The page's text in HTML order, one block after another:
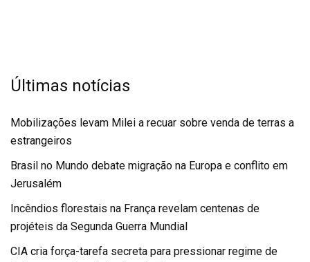
Últimas notícias
Mobilizações levam Milei a recuar sobre venda de terras a
estrangeiros
Brasil no Mundo debate migração na Europa e conflito em
Jerusalém
Incêndios florestais na França revelam centenas de
projéteis da Segunda Guerra Mundial
CIA cria força-tarefa secreta para pressionar regime de